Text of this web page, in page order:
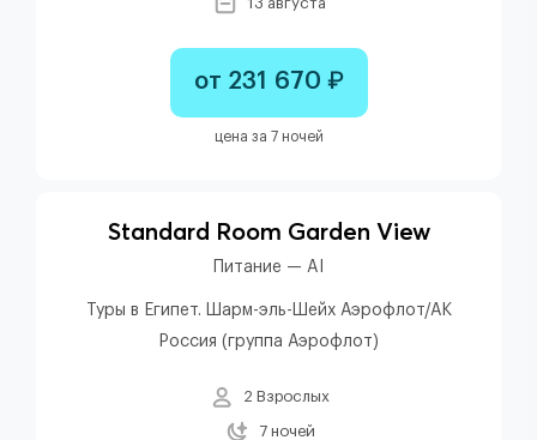
от 231 670 ₽
цена за 7 ночей
Standard Room Garden View
Питание — AI
Туры в Египет. Шарм-эль-Шейх Аэрофлот/АК
Россия (группа Аэрофлот)
2 Взрослых
7 ночей